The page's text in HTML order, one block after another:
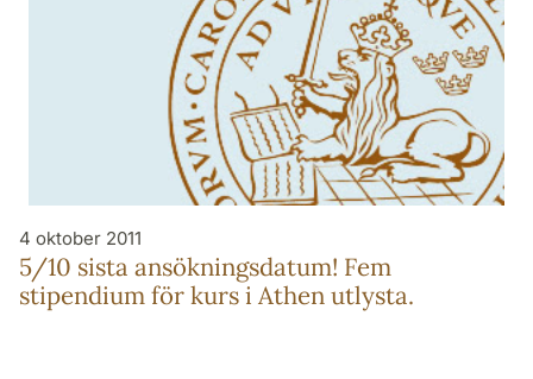
4 oktober 2011
5/10 sista ansökningsdatum! Fem
stipendium för kurs i Athen utlysta.